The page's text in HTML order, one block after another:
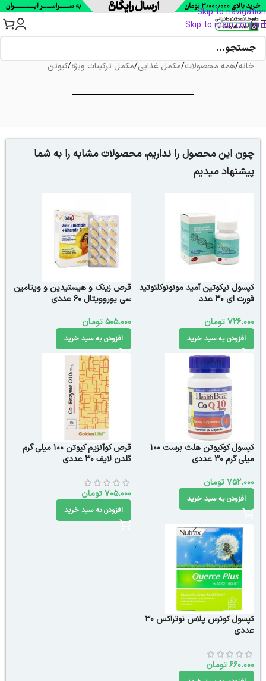
Skip to navigation
Skip to main content
خانه/همه محصولات/مکمل غذایی/مکمل ترکیبات ویژه/کیوتن
چون این محصول را نداریم، محصولات مشابه را به شما
پیشنهاد میدیم
کپسول نیکوتین آمید مونونوکلئوتید
فورت ای 30 عدد
726.000تومان
افزودن به سبد خرید
قرص زینک و هیستیدین و ویتامین
سی یوروویتال 60 عددی
505.000تومان
افزودن به سبد خرید
کپسول کوکیوتن هلث برست 100
میلی گرم 30 عددی
752.000تومان
افزودن به سبد خرید
قرص کوآنزیم کیوتن 100 میلی گرم
گلدن لایف 30 عددی
705.000تومان
افزودن به سبد خرید
کپسول کوئرس پلاس نوتراکس 30
عددی
660.000تومان